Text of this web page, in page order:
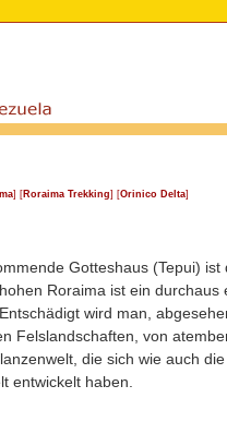
] [ Roraima Trekking] [Orinico Delta]
Gotteshaus (Tepui) ist
Roraima ist ein durchaus
wird man,
Felslandschaften, von
die sich wie auch
entwickelt haben.